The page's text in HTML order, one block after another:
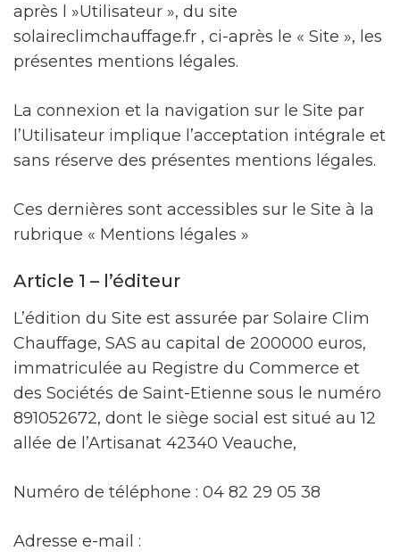
après l »Utilisateur », du site
solaireclimchauffage.fr , ci-après le « Site », les
présentes mentions légales.
La connexion et la navigation sur le Site par
l’Utilisateur implique l’acceptation intégrale et
sans réserve des présentes mentions légales.
Ces dernières sont accessibles sur le Site à la
rubrique « Mentions légales »
Article 1 – l’éditeur
L’édition du Site est assurée par Solaire Clim
Chauffage, SAS au capital de 200000 euros,
immatriculée au Registre du Commerce et
des Sociétés de Saint-Etienne sous le numéro
891052672, dont le siège social est situé au 12
allée de l’Artisanat 42340 Veauche,
Numéro de téléphone : 04 82 29 05 38
Adresse e-mail :